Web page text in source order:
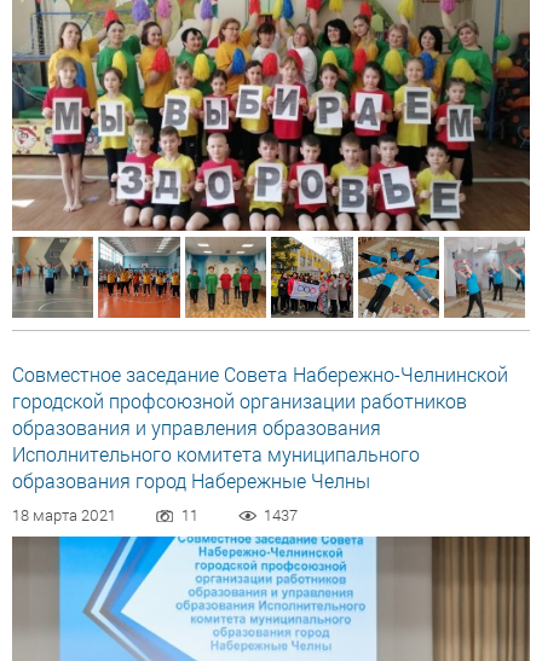
Совместное заседание Совета Набережно-Челнинской
городской профсоюзной организации работников
образования и управления образования
Исполнительного комитета муниципального
образования город Набережные Челны
18 марта 2021 11 1437